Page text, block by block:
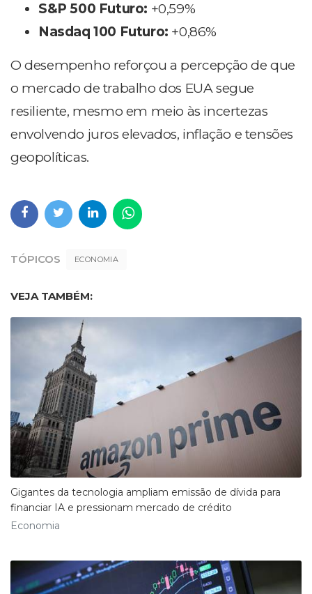
S&P 500 Futuro: +0,59%
Nasdaq 100 Futuro: +0,86%
O desempenho reforçou a percepção de que
o mercado de trabalho dos EUA segue
resiliente, mesmo em meio às incertezas
envolvendo juros elevados, inflação e tensões
geopolíticas.
TÓPICOS ECONOMIA
VEJA TAMBÉM:
Gigantes da tecnologia ampliam emissão de dívida para
financiar IA e pressionam mercado de crédito
Economia